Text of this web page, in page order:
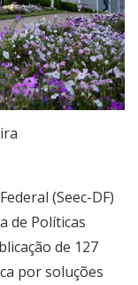
(Seec-DF)
de Políticas
de 127
por soluções